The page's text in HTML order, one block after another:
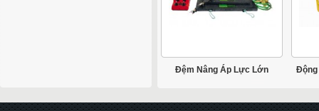
Đệm Nâng Áp Lực Lớn Động